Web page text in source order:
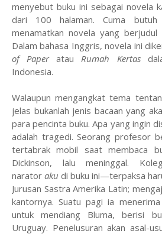
menyebut buku ini sebagai novela
dari 100 halaman. Cuma
menamatkan novela yang
Dalam bahasa Inggris, novela ini
of PaperatauRumah Kertas
Indonesia.
Walaupun mengangkat tema
jelas bukanlah jenis bacaan yang
para pencinta buku. Apa yang ingin
adalah tragedi. Seorang profesor
tertabrak mobil saat membaca
Dickinson, lalu meninggal.
narator aku di buku ini—terpaksa
Jurusan Sastra Amerika Latin;
kantornya. Suatu pagi ia
untuk mendiang Bluma, berisi
Uruguay. Penelusuran akan asal-